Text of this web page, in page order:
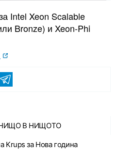
Intel Xeon Scalable
Bronze) и Xeon-Phi
НИЩО В НИЩОТО
Krups за Нова година